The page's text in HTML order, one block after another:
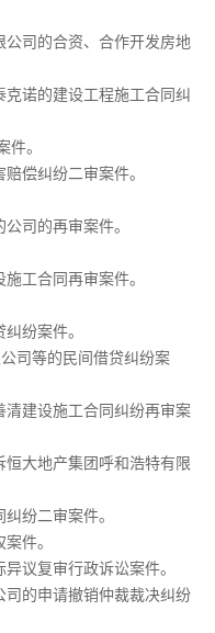
司的合资、合作开发房地
诺的建设工程施工合同纠
。
偿纠纷二审案件。
司的再审案件。
工合同再审案件。
纷案件。
司等的民间借贷纠纷案
建设施工合同纠纷再审案
大地产集团呼和浩特有限
纷二审案件。
件。
议复审行政诉讼案件。
的申请撤销仲裁裁决纠纷